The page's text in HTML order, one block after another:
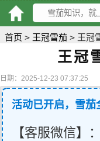
首页 > 王冠雪茄 > 王冠
王冠
日期：2025-12-23 07:37:25
活动已开启，雪茄
【客服微信】：